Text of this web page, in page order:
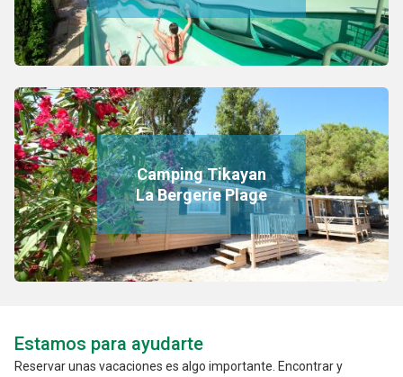
Camping Tikayan
La Bergerie Plage
Estamos para ayudarte
Reservar unas vacaciones es algo importante. Encontrar y